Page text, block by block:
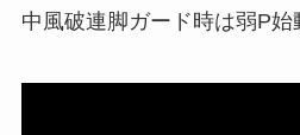
中風破連脚ガード時は弱P始